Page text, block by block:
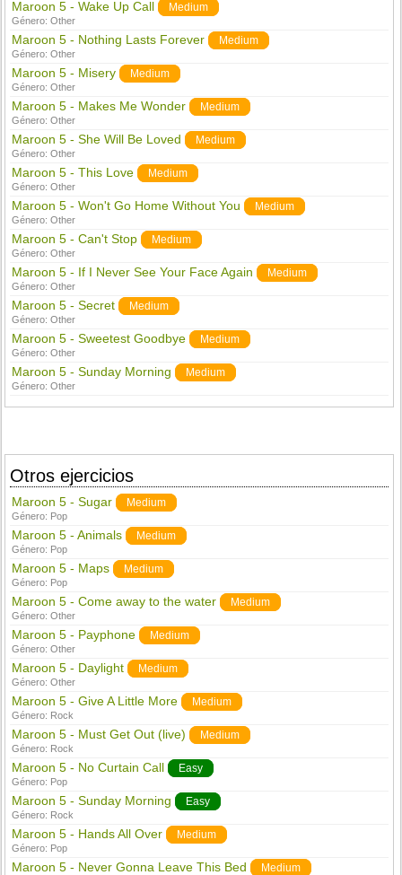
Maroon 5 - Wake Up Call Medium
Género:Other
Maroon 5 - Nothing Lasts Forever Medium
Género:Other
Maroon 5 - Misery Medium
Género:Other
Maroon 5 - Makes Me Wonder Medium
Género:Other
Maroon 5 - She Will Be Loved Medium
Género:Other
Maroon 5 - This Love Medium
Género:Other
Maroon 5 - Won't Go Home Without You Medium
Género:Other
Maroon 5 - Can't Stop Medium
Género:Other
Maroon 5 - If I Never See Your Face Again Medium
Género:Other
Maroon 5 - Secret Medium
Género:Other
Maroon 5 - Sweetest Goodbye Medium
Género:Other
Maroon 5 - Sunday Morning Medium
Género:Other
Otros ejercicios
Maroon 5 - Sugar Medium
Género: Pop
Maroon 5 - Animals Medium
Género: Pop
Maroon 5 - Maps Medium
Género: Pop
Maroon 5 - Come away to the water Medium
Género:Other
Maroon 5 - Payphone Medium
Género:Other
Maroon 5 - Daylight Medium
Género:Other
Maroon 5 - Give A Little More Medium
Género: Rock
Maroon 5 - Must Get Out (live) Medium
Género: Rock
Maroon 5 - No Curtain Call Easy
Género: Pop
Maroon 5 - Sunday Morning Easy
Género: Rock
Maroon 5 - Hands All Over Medium
Género: Pop
Maroon 5 - Never Gonna Leave This Bed Medium